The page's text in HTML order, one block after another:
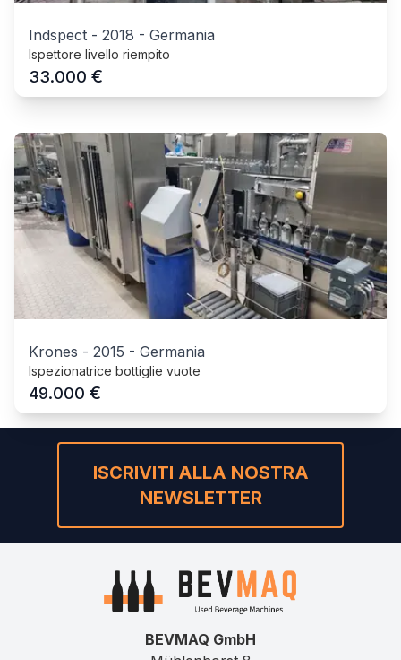
Indspect - 2018 - Germania
Ispettore livello riempito
33.000 €
Krones - 2015 - Germania
Ispezionatrice bottiglie vuote
49.000 €
ISCRIVITI ALLA NOSTRA
NEWSLETTER
BEVMAQ GmbH